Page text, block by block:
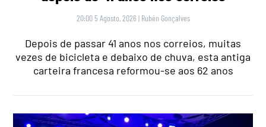
20:00 5 Agosto, 2026 | Rubén Gonçalves
Depois de passar 41 anos nos correios, muitas
vezes de bicicleta e debaixo de chuva, esta antiga
carteira francesa reformou-se aos 62 anos